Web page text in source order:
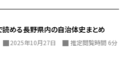
読める長野県内の自治体史まとめ
2025年10月27日 推定閲覧時間 6分